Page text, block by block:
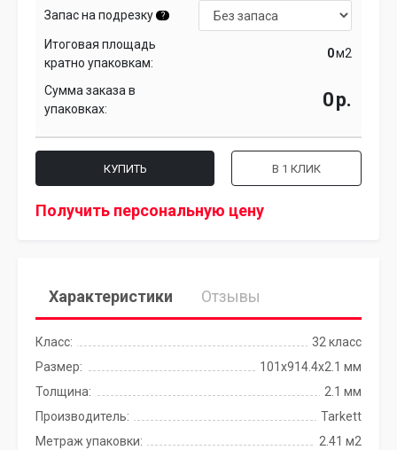
Запас на подрезку ?
Итоговая площадь
кратно упаковкам:
м2
Сумма заказа в
упаковках:
р.
КУПИТЬ В 1 КЛИК
Получить персональную цену
Характеристики Отзывы
Класс:
32 класс
Размер:
101x914.4х2.1 мм
Толщина:
2.1 мм
Производитель:
Tarkett
Метраж упаковки:
2.41 м2